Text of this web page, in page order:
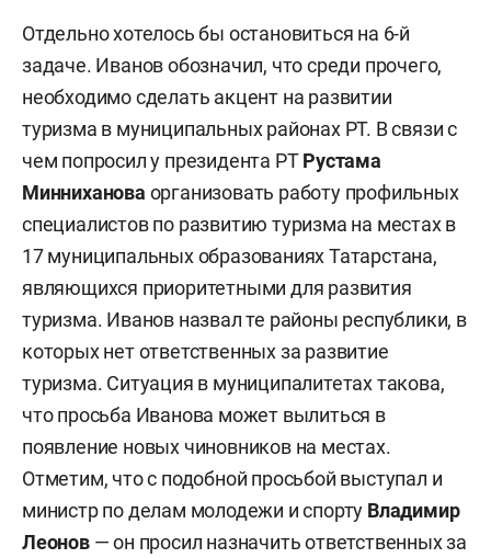
Отдельно хотелось бы остановиться на 6-й
задаче. Иванов обозначил, что среди прочего,
необходимо сделать акцент на развитии
туризма в муниципальных районах РТ. В связи с
чем попросил у президента РТРустама
Минниханова организовать работу профильных
специалистов по развитию туризма на местах в
17 муниципальных образованиях Татарстана,
являющихся приоритетными для развития
туризма. Иванов назвал те районы республики, в
которых нет ответственных за развитие
туризма. Ситуация в муниципалитетах такова,
что просьба Иванова может вылиться в
появление новых чиновников на местах.
Отметим, что с подобной просьбой выступал и
министр по делам молодежи и спорту Владимир
Леонов— он просил назначить ответственных за